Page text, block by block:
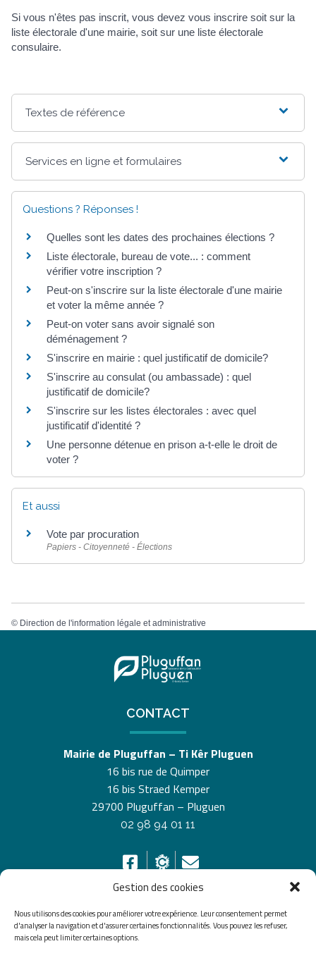
Gestion des cookies
Nous utilisons des cookies pour améliorer votre expérience. Leur consentement permet
d'analyser la navigation et d'assurer certaines fonctionnalités. Vous pouvez les refuser,
mais cela peut limiter certaines options.
Si vous n'êtes pas inscrit, vous devez vous inscrire soit sur la
liste électorale d'une mairie, soit sur une liste électorale
consulaire.
Textes de référence
Services en ligne et formulaires
Questions ? Réponses !
Quelles sont les dates des prochaines élections ?
Liste électorale, bureau de vote... : comment
vérifier votre inscription ?
Peut-on s'inscrire sur la liste électorale d'une mairie
et voter la même année ?
Peut-on voter sans avoir signalé son
déménagement ?
S'inscrire en mairie : quel justificatif de domicile?
S'inscrire au consulat (ou ambassade) : quel
justificatif de domicile?
S'inscrire sur les listes électorales : avec quel
justificatif d'identité ?
Une personne détenue en prison a-t-elle le droit de
voter ?
Et aussi
Vote par procuration
Papiers - Citoyenneté - Élections
© Direction de l'information légale et administrative
CONTACT
Mairie de Pluguffan – Ti Kêr Pluguen
16 bis rue de Quimper
16 bis Straed Kemper
29700 Pluguffan – Pluguen
02 98 94 01 11
HORAIRES D’OUVERTURE